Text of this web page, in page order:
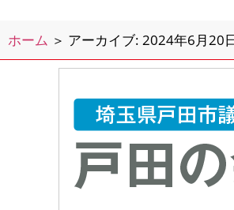
皆さんのお心遣い
ホーム ＞ アーカイブ: 2024年6月20